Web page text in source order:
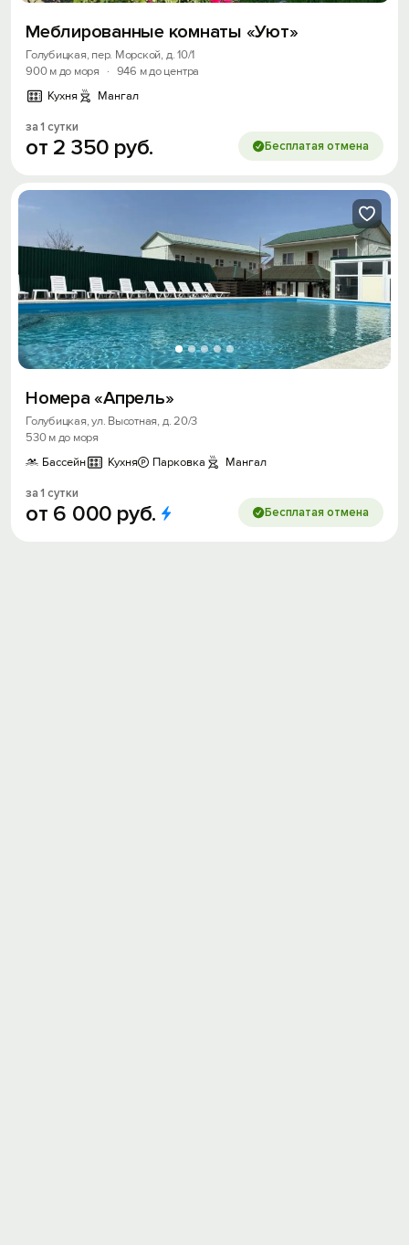
Меблированные комнаты «Уют»
Голубицкая, пер. Морской, д. 10/1
900 м до моря
· 946 м до центра
Кухня
Мангал
за 1 сутки
от 2 350 руб. Бесплатая отмена
Номера «Апрель»
Голубицкая, ул. Высотная, д. 20/3
530 м до моря
Бассейн
Кухня Парковка Мангал
за 1 сутки
от 6 000 руб. Бесплатая отмена